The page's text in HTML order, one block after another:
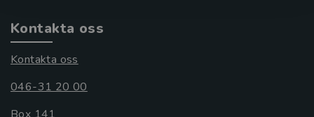
Kontakta oss
Kontakta oss
046-31 20 00